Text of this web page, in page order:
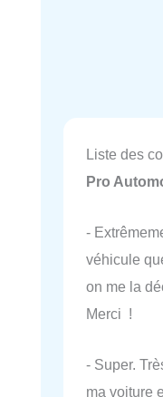
Liste des
Pro
-
véhicule
on me la
Merci !
- Super.
ma voiture